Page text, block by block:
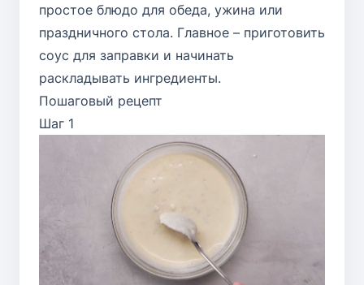
простое блюдо для обеда, ужина или
праздничного стола. Главное – приготовить
соус для заправки и начинать
раскладывать ингредиенты.
Пошаговый рецепт
Шаг 1